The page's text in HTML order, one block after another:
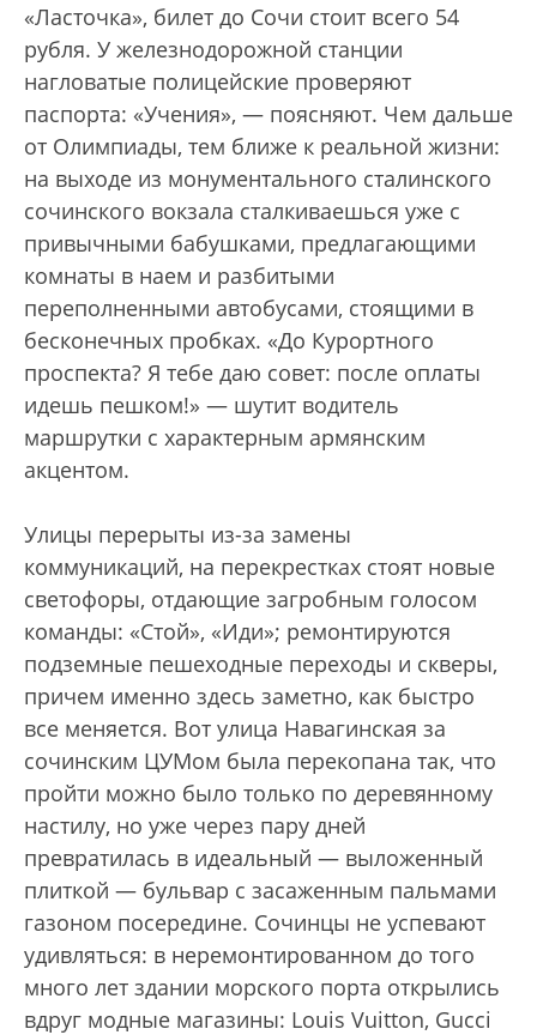
«Ласточка», билет до Сочи стоит всего 54
рубля. У железнодорожной станции
нагловатые полицейские проверяют
паспорта: «Учения», — поясняют. Чем дальше
от Олимпиады, тем ближе к реальной жизни:
на выходе из монументального сталинского
сочинского вокзала сталкиваешься уже с
привычными бабушками, предлагающими
комнаты в наем и разбитыми
переполненными автобусами, стоящими в
бесконечных пробках. «До Курортного
проспекта? Я тебе даю совет: после оплаты
идешь пешком!» — шутит водитель
маршрутки с характерным армянским
акцентом.
Улицы перерыты из-за замены
коммуникаций, на перекрестках стоят новые
светофоры, отдающие загробным голосом
команды: «Стой», «Иди»; ремонтируются
подземные пешеходные переходы и скверы,
причем именно здесь заметно, как быстро
все меняется. Вот улица Навагинская за
сочинским ЦУМом была перекопана так, что
пройти можно было только по деревянному
настилу, но уже через пару дней
превратилась в идеальный — выложенный
плиткой — бульвар с засаженным пальмами
газоном посередине. Сочинцы не успевают
удивляться: в неремонтированном до того
много лет здании морского порта открылись
вдруг модные магазины: Louis Vuitton, Gucci